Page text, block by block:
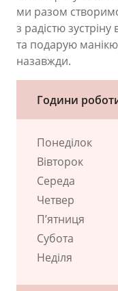
ми разом
з радістю зустріну
та подарую
назавжди.
Години
Понеділок
Вівторок
Середа
Четвер
П’ятниця
Субота
Неділя